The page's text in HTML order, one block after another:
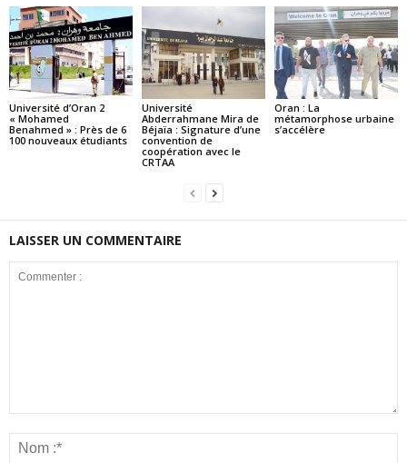
Université d’Oran 2
« Mohamed
Benahmed » : Près de 6
100 nouveaux étudiants
Université
Abderrahmane Mira de
Béjaïa : Signature d’une
convention de
coopération avec le
CRTAA
Oran : La
métamorphose urbaine
s’accélère
LAISSER UN COMMENTAIRE